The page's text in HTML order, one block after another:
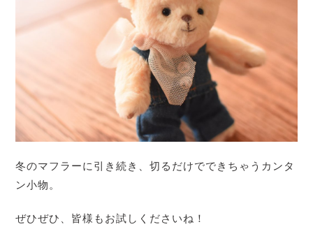
冬のマフラーに引き続き、切るだけでできちゃうカンタ
ン小物。
ぜひぜひ、皆様もお試しくださいね！